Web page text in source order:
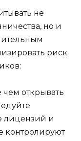
не
но и
риск
чем открывать
лицензий и
контролируют